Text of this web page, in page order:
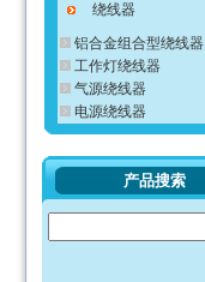
绕线器
铝合金组合型绕线器
工作灯绕线器
气源绕线器
电源绕线器
产品搜索